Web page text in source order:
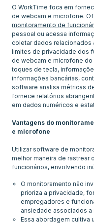
O WorkTime foca em
de webcam e microfone.
monitoramento de
pessoal ou acessa
coletar dados relacionados
limites de privacidade dos
de webcam e microfone do
toques de tecla,
informações bancárias,
software analisa métricas
fornece relatórios
em dados numéricos e
Vantagens do
e microfone
Utilizar software de
melhor maneira de rastrear
O monitoramento não
prioriza a privacidade,
empregadores e
ansiedade associados
Essa abordagem cultiva